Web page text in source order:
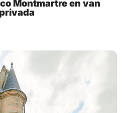
Montmartre en van
privada